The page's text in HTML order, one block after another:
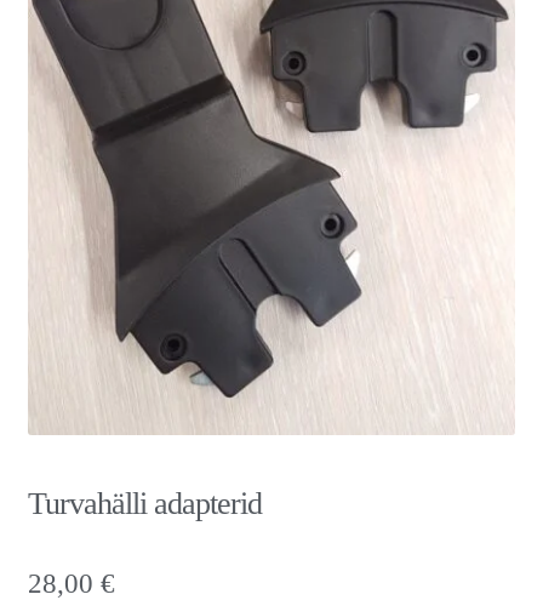
Turvahälli adapterid
28,00 €